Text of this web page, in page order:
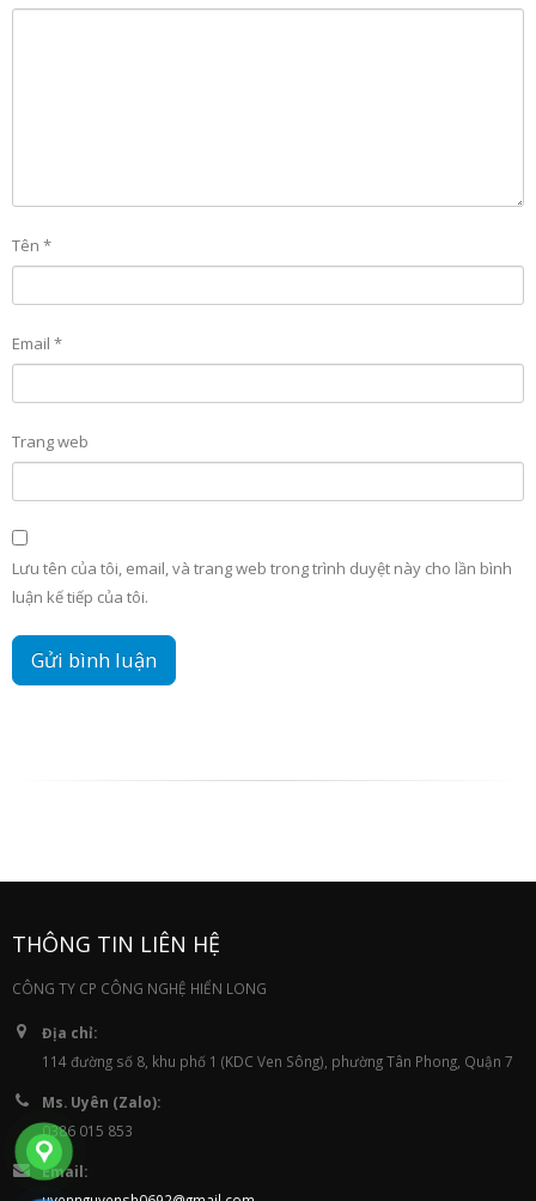
Tên *
Email *
Trang web
Lưu tên của tôi, email, và trang web trong trình duyệt này cho lần bình
luận kế tiếp của tôi.
THÔNG TIN LIÊN HỆ
CÔNG TY CP CÔNG NGHỆ HIỂN LONG
Địa chỉ:
114 đường số 8, khu phố 1 (KDC Ven Sông), phường Tân Phong, Quận 7
Ms. Uyên (Zalo):
0386 015 853
Email: